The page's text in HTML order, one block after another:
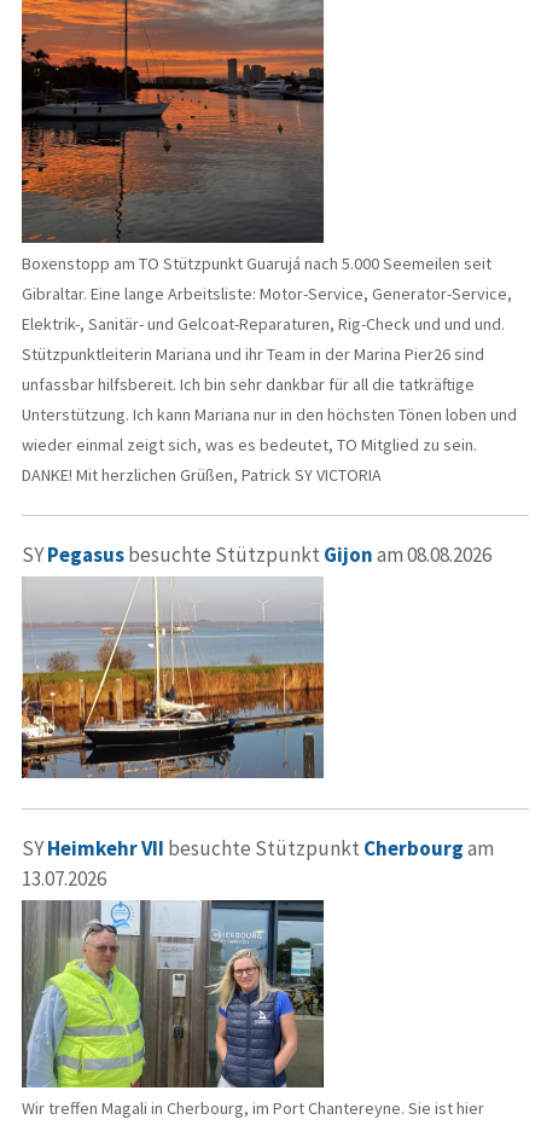
Boxenstopp am TO Stützpunkt Guarujá nach 5.000 Seemeilen seit
Gibraltar. Eine lange Arbeitsliste: Motor-Service, Generator-Service,
Elektrik-, Sanitär- und Gelcoat-Reparaturen, Rig-Check und und und.
Stützpunktleiterin Mariana und ihr Team in der Marina Pier26 sind
unfassbar hilfsbereit. Ich bin sehr dankbar für all die tatkräftige
Unterstützung. Ich kann Mariana nur in den höchsten Tönen loben und
wieder einmal zeigt sich, was es bedeutet, TO Mitglied zu sein.
DANKE! Mit herzlichen Grüßen, Patrick SY VICTORIA
SYPegasusbesuchte Stützpunkt Gijonam 08.08.2026
SYHeimkehr VII besuchte Stützpunkt Cherbourgam
13.07.2026
Wir treffen Magali in Cherbourg, im Port Chantereyne. Sie ist hier